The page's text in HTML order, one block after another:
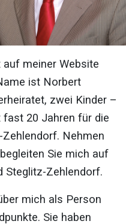
meiner Website
ist Norbert
zwei Kinder –
fast 20 Jahren für die
Nehmen
Sie mich auf
Steglitz-Zehlendorf.
mich als Person
Sie haben